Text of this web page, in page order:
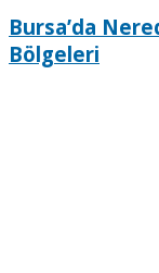
Bursa’da
Bölgeleri